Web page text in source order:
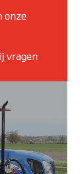
onze
vragen